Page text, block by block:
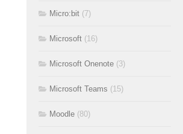
Micro:bit (7)
Microsoft (16)
Microsoft Onenote (3)
Microsoft Teams (15)
Moodle (80)